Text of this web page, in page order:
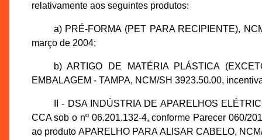
relativamente aos seguintes produtos:
a) PRÉ-FORMA (PET PARA RECIPIENTE),
março de 2004;
b) ARTIGO DE MATÉRIA PLÁSTICA
EMBALAGEM - TAMPA, NCM/SH 3923.50.00,
II - DSA INDÚSTRIA DE APARELHOS
CCA sob o nº 06.201.132-4, conforme Parecer 060/
ao produto APARELHO PARA ALISAR CABELO,